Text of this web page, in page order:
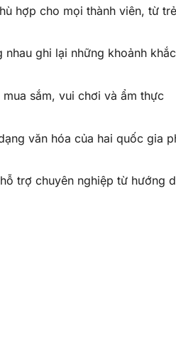
hợp cho mọi thành viên, từ trẻ
ghi lại những khoảnh khắc
sắm, vui chơi và ẩm thực
văn hóa của hai quốc gia
trợ chuyên nghiệp từ hướng